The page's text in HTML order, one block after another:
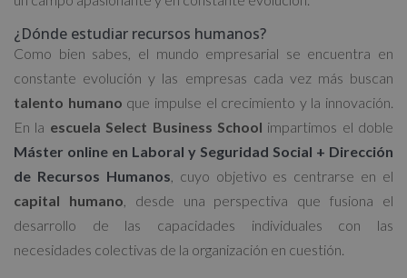
¿Dónde estudiar recursos humanos?
Como bien sabes, el mundo empresarial se encuentra en
constante evolución y las empresas cada vez más buscan
talento humano que impulse el crecimiento y la innovación.
En la escuela Select Business School impartimos el doble
Máster online en Laboral y Seguridad Social + Dirección
de Recursos Humanos , cuyo objetivo es centrarse en el
capital humano , desde una perspectiva que fusiona el
desarrollo de las capacidades individuales con las
necesidades colectivas de la organización en cuestión.